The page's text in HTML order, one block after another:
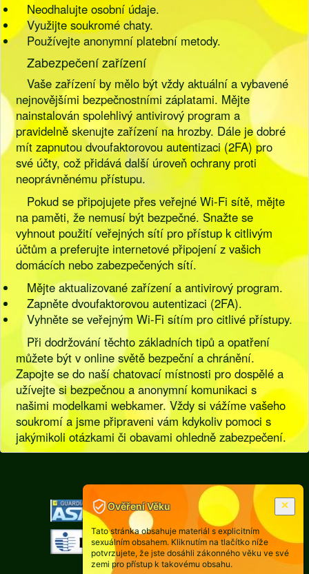
Neodhalujte osobní údaje.
Využijte soukromé chaty.
Používejte anonymní platební metody.
Zabezpečení zařízení
Vaše zařízení by mělo být vždy aktuální a vybavené
nejnovějšími bezpečnostními záplatami. Mějte
nainstalován spolehlivý antivirový program a
pravidelně skenujte zařízení na hrozby. Dále je dobré
mít zapnutou dvoufaktorovou autentizaci (2FA) pro
své účty, což přidává další úroveň ochrany proti
neoprávněnému přístupu.
Pokud se připojujete přes veřejné Wi-Fi sítě, mějte
na paměti, že nemusí být bezpečné. Snažte se
vyhnout použití veřejných sítí pro přístup k citlivým
účtům a preferujte internetové připojení z vašich
domácích nebo zabezpečených sítí.
Mějte aktualizované zařízení a antivirový program.
Zapněte dvoufaktorovou autentizaci (2FA).
Vyhněte se veřejným Wi-Fi sítím pro citlivé přístupy.
Při dodržování těchto základních tipů a opatření
můžete být v online světě bezpeční a chránění.
Zapojte se do naší chatovací místnosti pro dospělé a
užívejte si bezpečnou a anonymní komunikaci s
našimi modelkami webkamer. Vždy si vážíme vašeho
soukromí a jsme připraveni vám kdykoliv pomoci s
jakýmikoli otázkami či obavami ohledně zabezpečení.
]
Ověření Věku
Tato stránka obsahuje materiál s explicitním
sexuálním obsahem. Kliknutím na tlačítko níže
potvrzujete, že jste dosáhli zákonného věku ve své
zemi pro přístup k takovému obsahu.